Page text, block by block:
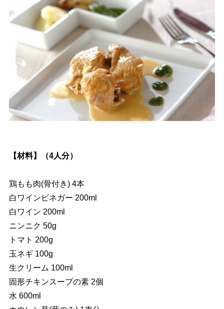
【材料】（4人分）
鶏もも肉(骨付き) 4本
白ワインビネガー 200ml
白ワイン 200ml
ニンニク 50g
トマト 200g
玉ネギ 100g
生クリーム 100ml
固形チキンスープの素 2個
水 600ml